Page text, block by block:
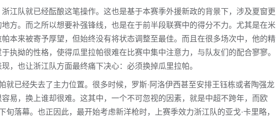
江队就已经酝酿这笔操作。这也是基于本赛季外援新政的背景下，涉及夏窗更
方。而之所以想要补强锋线，也是在于前半段联赛中的得分不力。尤其是在米
本来被寄予厚望，但始终没有将状态调整至最佳。而且在很多场次中，他的精
执拗的性格，使得瓜里拉帕很难在比赛中集中注意力，与队友们的配合寥寥。
，也让浙江队方面最终痛下决心：必须换掉瓜里拉帕。
就已经失去了主力位置。很多时候，罗斯·阿洛伊西甚至安排王钰栋或者陶强龙
易，换上谁却很难。这其中，一个不可忽视的因素，就是中超不跨年，而欧
旬落幕。也正因此，最开始考虑新洋枪时，上赛季效力浙江队的亚戈·卡里略，